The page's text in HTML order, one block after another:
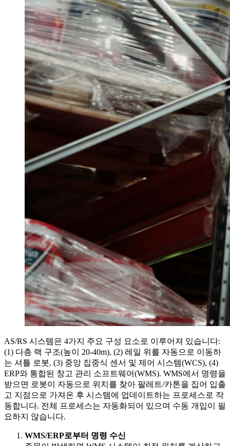
AS/RS 시스템은 4가지 주요 구성 요소로 이루어져 있습니다:
(1) 다층 랙 구조(높이 20-40m), (2) 레일 위를 자동으로 이동하
는 셔틀 로봇, (3) 중앙 집중식 센서 및 제어 시스템(WCS), (4)
ERP와 통합된 창고 관리 소프트웨어(WMS). WMS에서 명령을
받으면 로봇이 자동으로 위치를 찾아 팔레트/카톤을 집어 입출
고 지점으로 가져온 후 시스템에 업데이트하는 프로세스로 작
동합니다. 전체 프로세스는 자동화되어 있으며 수동 개입이 필
요하지 않습니다.
WMS/ERP로부터 명령 수신